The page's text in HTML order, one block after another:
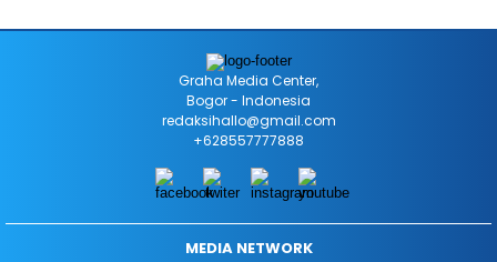
Graha Media Center,
Bogor - Indonesia
redaksihallo@gmail.com
+628557777888
MEDIA NETWORK